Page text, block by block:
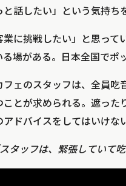
と話したい」という気持ち
業に挑戦したい」と思っ
る場がある。日本全国でポ
フェのスタッフは、全員吃
ことが求められる。遮った
アドバイスをしてはいけな
ッフは、緊張していて吃